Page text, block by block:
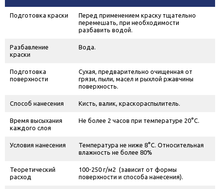
Подготовка краски
Перед применением краску тщательно
перемешать, при необходимости
разбавить водой.
Разбавление
краски
Вода.
Подготовка
поверхности
Сухая, предварительно очищенная от
грязи, пыли, масел и рыхлой ржавчины
поверхность.
Способ нанесения Кисть, валик, краскораспылитель.
Время высыхания
каждого слоя
Не более 2 часов при температуре 20°С.
Условия нанесения
Температура не ниже 8°С. Относительная
влажность не более 80%
Теоретический
расход
100-250 г/м2 (зависит от формы
поверхности и способа нанесения).